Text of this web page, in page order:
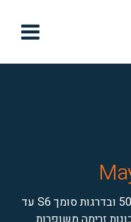

בטון מובא בדרגות חוזק ב-20 עד ב-50 ובדרגות סומך S6 עד